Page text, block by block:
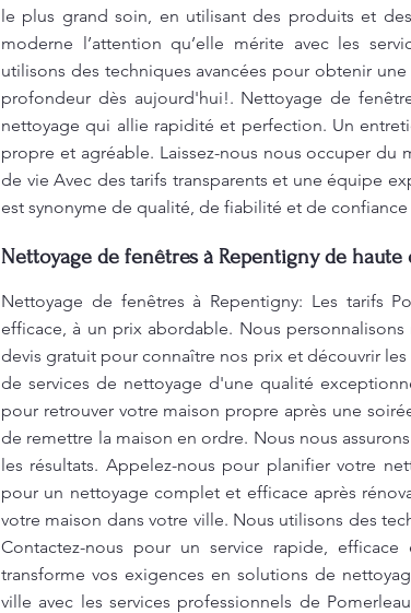
le plus grand soin, en utilisant des produits et
moderne l’attention qu’elle mérite avec les
utilisons des techniques avancées pour obtenir
profondeur dès aujourd'hui!. Nettoyage de
nettoyage qui allie rapidité et perfection. Un
propre et agréable. Laissez-nous nous occuper
de vie Avec des tarifs transparents et une équipe
est synonyme de qualité, de fiabilité et de
Nettoyage de fenêtres à Repentigny de haute
Nettoyage de fenêtres à Repentigny: Les tarifs
efficace, à un prix abordable. Nous
devis gratuit pour connaître nos prix et découvrir
de services de nettoyage d'une qualité
pour retrouver votre maison propre après une
de remettre la maison en ordre. Nous nous
les résultats. Appelez-nous pour planifier votre
pour un nettoyage complet et efficace après
votre maison dans votre ville. Nous utilisons des
Contactez-nous pour un service rapide,
transforme vos exigences en solutions de
ville avec les services professionnels de